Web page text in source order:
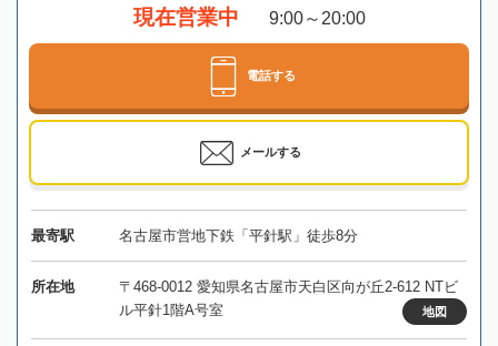
現在営業中 9:00～20:00
電話する
メールする
最寄駅 名古屋市営地下鉄「平針駅」徒歩8分
所在地
〒468-0012 愛知県名古屋市天白区向が丘2-612 NTビ
ル平針1階A号室
地図